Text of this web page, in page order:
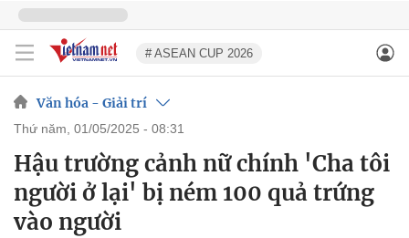
# ASEAN CUP 2026
Văn hóa - Giải trí
thứ năm, 01/05/2025 - 08:31
Hậu trường cảnh nữ chính 'Cha tôi
người ở lại' bị ném 100 quả trứng
vào người